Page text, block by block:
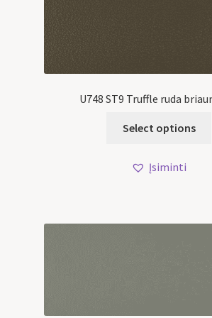
U748 ST9 Truffle ruda
Select options
Įsiminti